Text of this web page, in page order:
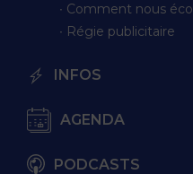
∙ Comment nous
∙ Régie publicitaire
INFOS
AGENDA
PODCASTS